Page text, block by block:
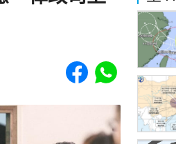
Share to Facebook
Share to